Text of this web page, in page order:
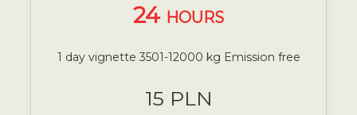
24 HOURS
1 day vignette 3501-12000 kg Emission free
15 PLN